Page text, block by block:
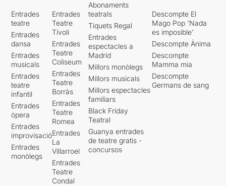
Entrades
teatre
Entrades
dansa
Entrades
musicals
Entrades
teatre
infantil
Entrades
òpera
Entrades
improvisació
Entrades
monòlegs
Entrades
Teatre
Tívoli
Entrades
Teatre
Coliseum
Entrades
Teatre
Borràs
Entrades
Teatre
Romea
Entrades
La
Villarroel
Entrades
Teatre
Condal
Abonaments
teatrals
Tiquets Regal
Entrades
espectacles a
Madrid
Millors monòlegs
Millors musicals
Millors espectacles
familiars
Black Friday
Teatral
Guanya entrades
de teatre gratis -
concursos
Descompte El
Mago Pop 'Nada
es imposible'
Descompte Ànima
Descompte
Mamma mia
Descompte
Germans de sang